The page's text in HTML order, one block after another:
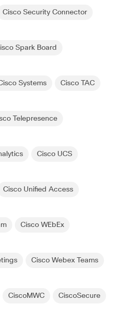
Cisco Security Connector
Spark Board
Systems Cisco TAC
Telepresence
Cisco UCS
Cisco Unified Access
Cisco WEbEx
Cisco Webex Teams
CiscoMWC CiscoSecure